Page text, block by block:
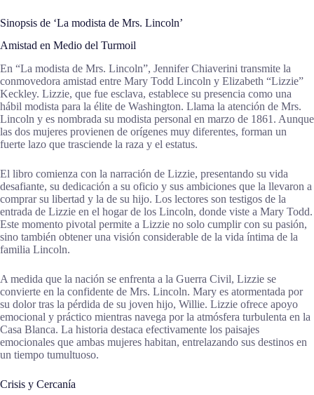
Sinopsis de ‘La modista de Mrs. Lincoln’
Amistad en Medio del Turmoil
En “La modista de Mrs. Lincoln”, Jennifer Chiaverini transmite la
conmovedora amistad entre Mary Todd Lincoln y Elizabeth “Lizzie”
Keckley. Lizzie, que fue esclava, establece su presencia como una
hábil modista para la élite de Washington. Llama la atención de Mrs.
Lincoln y es nombrada su modista personal en marzo de 1861. Aunque
las dos mujeres provienen de orígenes muy diferentes, forman un
fuerte lazo que trasciende la raza y el estatus.
El libro comienza con la narración de Lizzie, presentando su vida
desafiante, su dedicación a su oficio y sus ambiciones que la llevaron a
comprar su libertad y la de su hijo. Los lectores son testigos de la
entrada de Lizzie en el hogar de los Lincoln, donde viste a Mary Todd.
Este momento pivotal permite a Lizzie no solo cumplir con su pasión,
sino también obtener una visión considerable de la vida íntima de la
familia Lincoln.
A medida que la nación se enfrenta a la Guerra Civil, Lizzie se
convierte en la confidente de Mrs. Lincoln. Mary es atormentada por
su dolor tras la pérdida de su joven hijo, Willie. Lizzie ofrece apoyo
emocional y práctico mientras navega por la atmósfera turbulenta en la
Casa Blanca. La historia destaca efectivamente los paisajes
emocionales que ambas mujeres habitan, entrelazando sus destinos en
un tiempo tumultuoso.
Crisis y Cercanía